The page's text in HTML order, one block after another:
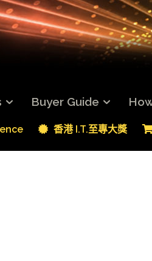
Buyer Guide
香港 I.T.至專大獎